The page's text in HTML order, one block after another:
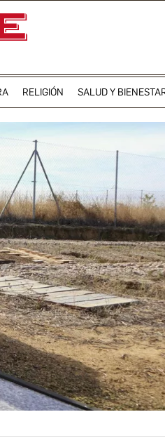
RELIGIÓN SALUD Y